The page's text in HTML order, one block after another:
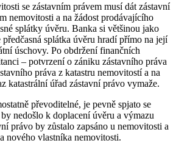
se zástavním právem musí dát zástavní
nemovitosti a na žádost prodávajícího
splátky úvěru. Banka si většinou jako
splátka úvěru hradí přímo na její
úschovy. Po obdržení finančních
– potvrzení o zániku zástavního práva
práva z katastru nemovitostí a na
katastrální úřad zástavní právo vymaže.
převoditelné, je pevně spjato se
nedošlo k doplacení úvěru a výmazu
právo by zůstalo zapsáno u nemovitosti a
nového vlastníka nemovitosti.